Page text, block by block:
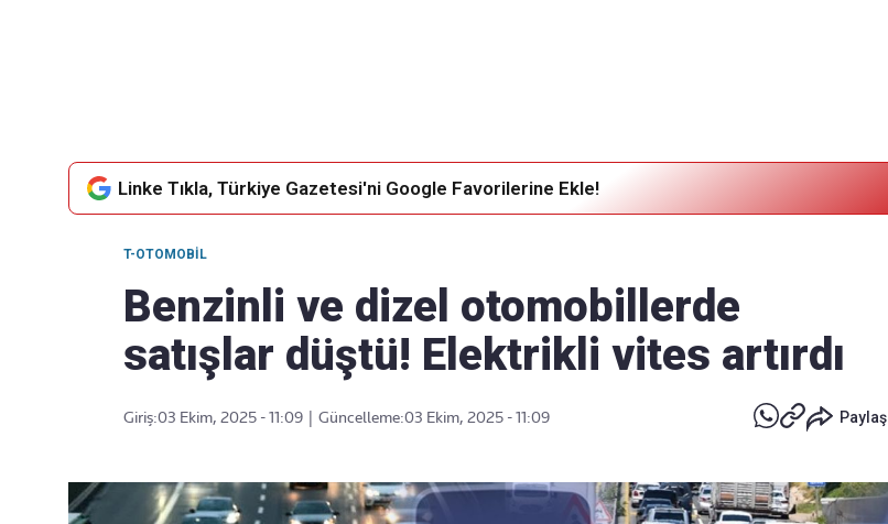
Linke Tıkla, Türkiye Gazetesi'ni Google Favorilerine Ekle!
T-OTOMOBIL
Benzinli ve dizel otomobillerde
satışlar düştü! Elektrikli vites artırdı
Giriş:03 Ekim, 2025 - 11:09 Güncelleme:03 Ekim, 2025 - 11:09 Paylaş